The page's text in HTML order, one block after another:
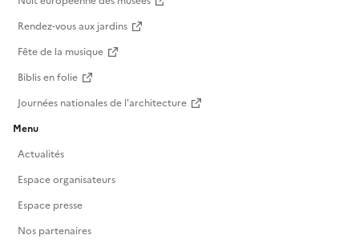
Rendez-vous aux jardins
Fête de la musique
Biblis en folie
Journées nationales de l'architecture
Menu
Actualités
Espace organisateurs
Espace presse
Nos partenaires